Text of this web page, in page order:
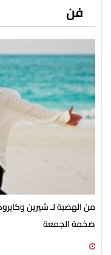
فن
ضخمة الجمعة